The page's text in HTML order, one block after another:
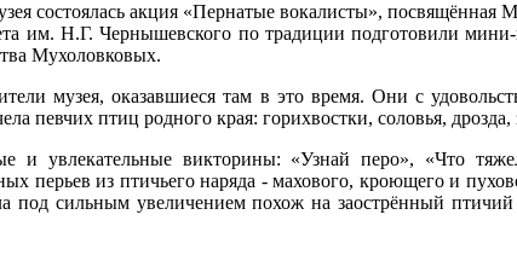
состоялась акция «Пернатые вокалисты»,
им. Н.Г. Чернышевского по традиции подготовили
Мухоловковых.
музея, оказавшиеся там в это время. Они с
певчих птиц родного края: горихвостки, соловья,
и увлекательные викторины: «Узнай перо», «Что
перьев из птичьего наряда - махового, кроющего и
под сильным увеличением похож на заострённый